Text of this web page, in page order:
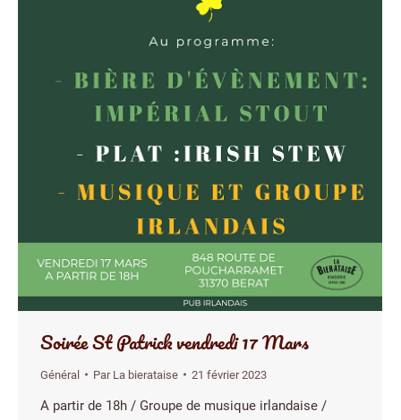
Soirée St Patrick vendredi 17 Mars
Général Par La bierataise 21 février 2023
A partir de 18h / Groupe de musique irlandaise /